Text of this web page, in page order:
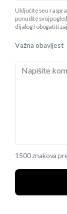
Uključite se u
ponudite svoj
dijalog i obogatiti
Važna obavijest
1500 znakova